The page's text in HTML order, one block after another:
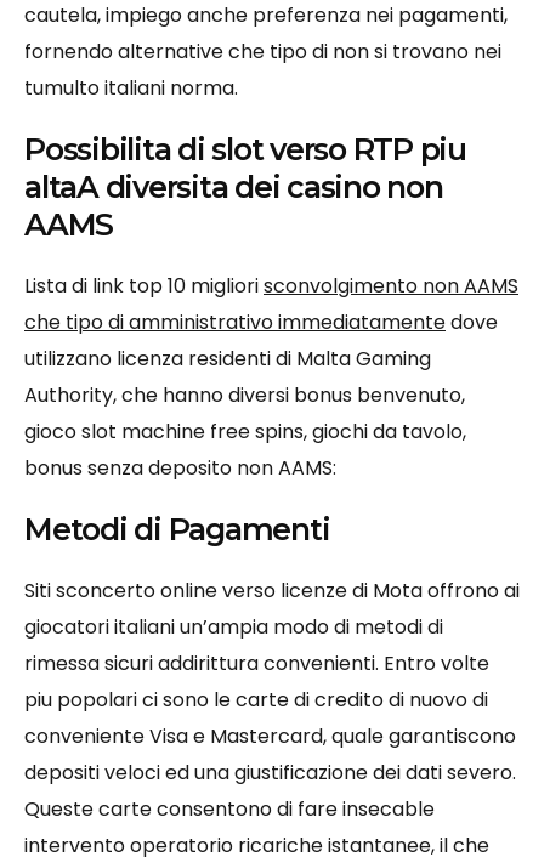
cautela, impiego anche preferenza nei pagamenti,
fornendo alternative che tipo di non si trovano nei
tumulto italiani norma.
Possibilita di slot verso RTP piu
altaA diversita dei casino non
AAMS
Lista di link top 10 migliorisconvolgimento non AAMS
che tipo di amministrativo immediatamentedove
utilizzano licenza residenti di Malta Gaming
Authority, che hanno diversi bonus benvenuto,
gioco slot machine free spins, giochi da tavolo,
bonus senza deposito non AAMS:
Metodi di Pagamenti
Siti sconcerto online verso licenze di Mota offrono ai
giocatori italiani un’ampia modo di metodi di
rimessa sicuri addirittura convenienti. Entro volte
piu popolari ci sono le carte di credito di nuovo di
conveniente Visa e Mastercard, quale garantiscono
depositi veloci ed una giustificazione dei dati severo.
Queste carte consentono di fare insecable
intervento operatorio ricariche istantanee, il che